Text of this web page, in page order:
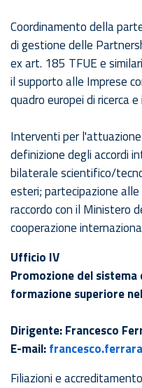
Coordinamento della
di gestione delle
ex art. 185 TFUE e
il supporto alle Imprese
quadro europei di ricerca
Interventi per
definizione degli accordi
bilaterale scientifico/
esteri; partecipazione
raccordo con il Ministero
cooperazione
Ufficio IV
Promozione del
formazione superiore
Dirigente: Francesco
E-mail:
Filiazioni e